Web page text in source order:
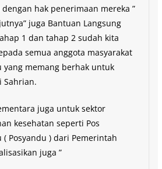
hak penerimaan mereka ”
juga Bantuan Langsung
1 dan tahap 2 sudah kita
semua anggota masyarakat
memang berhak untuk
Sahrian.
juga untuk sektor
kesehatan seperti Pos
( Posyandu ) dari Pemerintah
juga ”